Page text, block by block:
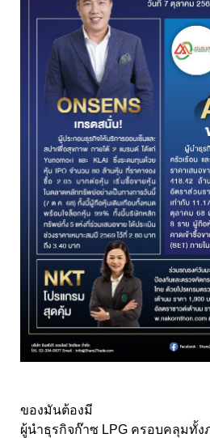
ของมันต้องมี
ผู้นำธุรกิจก๊าซ LPG ครอบคลุมทั้ง